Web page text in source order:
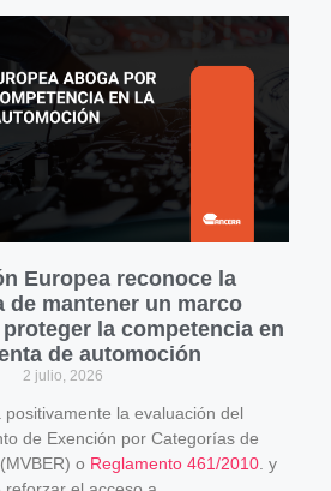
Europea reconoce la
de mantener un marco
la competencia en
de automoción
2 julio, 2026
positivamente la evaluación del
de Exención por Categorías de
o Reglamento 461/2010. y